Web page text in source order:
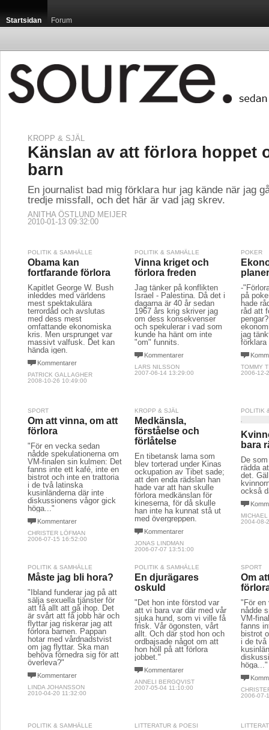
Startsidan Forum
KROPP & SJÄL
Känslan av att förlora hoppet
barn
En journalist bad mig förklara hur jag kände när jag
tredje missfall, och det här är vad jag skrev.
ANITHA ÖSTLUND MEIJER
2010-01-13 09:32:00
POLITIK & SAMHÄLLE
Obama kan
fortfarande förlora
Kapitlet George W. Bush
inleddes med världens
mest spektakulära
terrordåd och avslutas
med dess mest
omfattande ekonomiska
kris. Men ursprunget var
massivt valfusk. Det kan
hända igen.
Kommentarer
PATRICK GALLAGHER
2008-10-26 10:49:00
POLITIK & SAMHÄLLE
Vinna kriget och
förlora freden
Jag tänker på konflikten
Israel - Palestina. Då det i
dagarna är 40 år sedan
1967 års krig skriver jag
om dess konsekvenser
och spekulerar i vad som
kunde ha hänt om inte
"om" funnits.
Kommentarer
LARS NILSSON
2007-06-14 13:29:00
POKER
-
på
hade
råd att
jag
förklara
TOMMY
2006-12-
SPORT
Om att vinna, om att
förlora
"För en vecka sedan
nådde spekulationerna om
VM-finalen sin kulmen: Det
fanns inte ett kafé, inte en
bistrot och inte en trattoria
i de två latinska
kusinländerna där inte
diskussionens vågor gick
höga..."
Kommentarer
CHRISTER LÖFMAN
2006-07-15 16:52:00
KROPP & SJÄL
Medkänsla,
förståelse och
förlåtelse
En tibetansk lama som
blev torterad under Kinas
ockupation av Tibet sade;
att den enda rädslan han
hade var att han skulle
förlora medkänslan för
kineserna, för då skulle
han inte ha kunnat stå ut
med övergreppen.
Kommentarer
JONAS LINDMAN
2006-07-07 13:51:00
POLITIK
bara
De
rädda
det.
också
2004-08-
POLITIK & SAMHÄLLE
Måste jag bli hora?
"Ibland funderar jag på att
sälja sexuella tjänster för
att få allt att gå ihop. Det
är svårt att få jobb här och
flyttar jag riskerar jag att
förlora barnen. Pappan
hotar med vårdnadstvist
om jag flyttar. Ska man
behöva förnedra sig för att
överleva?"
Kommentarer
LINDA JOHANSSON
2010-04-20 11:32:00
POLITIK & SAMHÄLLE
En djurägares
oskuld
"Det hon inte förstod var
att vi bara var där med vår
sjuka hund, som vi ville få
frisk. Vår ögonsten, vårt
allt. Och där stod hon och
ordbajsade något om att
hon höll på att förlora
jobbet."
Kommentarer
ANNELI BERGQVIST
2007-05-04 11:10:00
SPORT
Om
"För en
nådde
VM-
fanns
bistrot
i de två
höga..."
2006-07-
POLITIK & SAMHÄLLE LITTERATUR & POESI